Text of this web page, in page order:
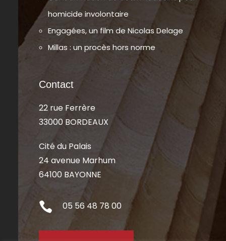
homicide involontaire
Engagées, un film de Nicolas Delage
Millas : un procès hors norme
Contact
22 rue Ferrère
33000 BORDEAUX
Cité du Palais
24 avenue Marhum
64100 BAYONNE
 05 56 48 78 00